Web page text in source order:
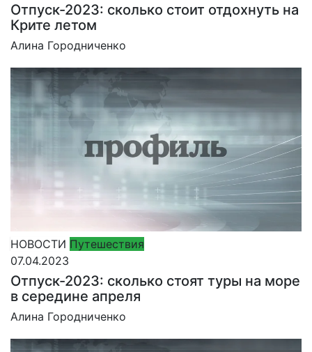
Отпуск-2023: сколько стоит отдохнуть на
Крите летом
Алина Городниченко
НОВОСТИ Путешествия
07.04.2023
Отпуск-2023: сколько стоят туры на море
в середине апреля
Алина Городниченко